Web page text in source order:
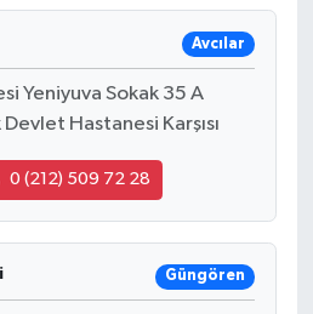
Avcılar
Yeniyuva Sokak 35 A
Hastanesi Karşısı
0 (212) 509 72 28
Güngören